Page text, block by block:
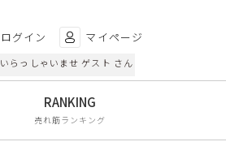
ログイン マイページ
いらっしゃいませ ゲスト さん
売れ筋ランキング